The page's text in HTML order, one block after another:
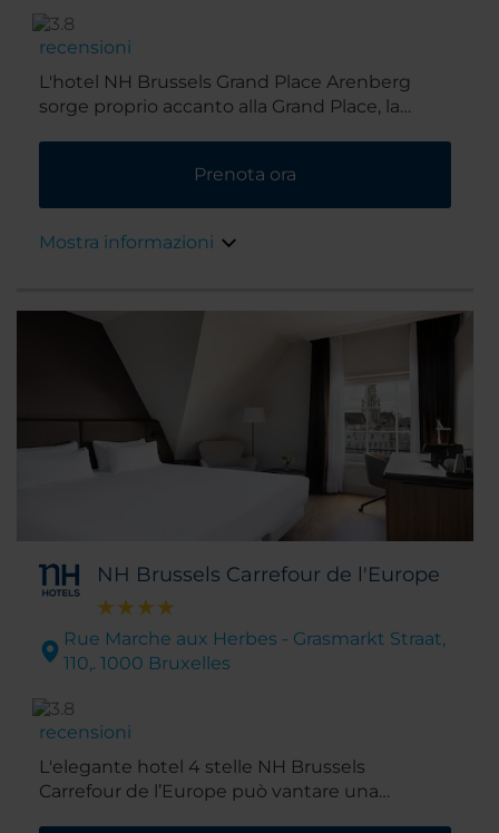
recensioni
L'hotel NH Brussels Grand Place Arenberg
sorge proprio accanto alla Grand Place, la
trasporti pubblici, lo rende una scelta ideale
sia per chi viaggia per lavoro che per piacere.
Prenota ora
Mostra informazioni
NH Brussels Carrefour de l'Europe
Rue Marche aux Herbes - Grasmarkt Straat,
110,. 1000 Bruxelles
recensioni
L'elegante hotel 4 stelle NH Brussels
Carrefour de l’Europe può vantare una